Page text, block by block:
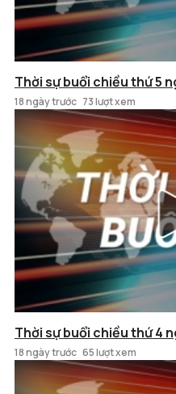
Thời sự buổi chiều thứ 5
18 ngày trước 73 lượt xem
Thời sự buổi chiều thứ 4
18 ngày trước 65 lượt xem